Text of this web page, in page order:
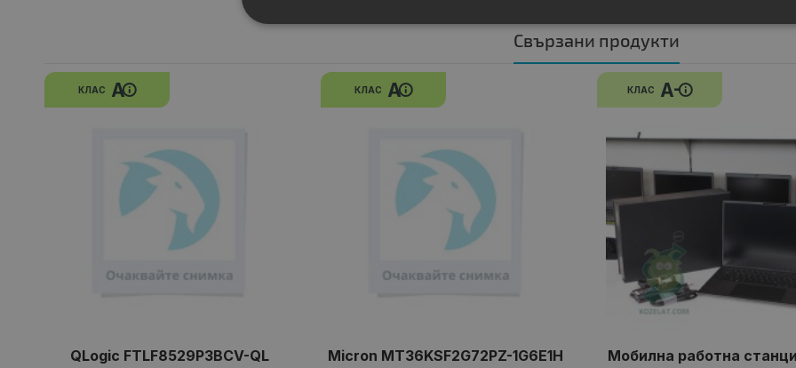
Свързани продукти
КЛАС A
QLogic FTLF8529P3BCV-QL
КЛАС A
Micron MT36KSF2G72PZ-1G6E1H
КЛАС A-
Мобилна работна